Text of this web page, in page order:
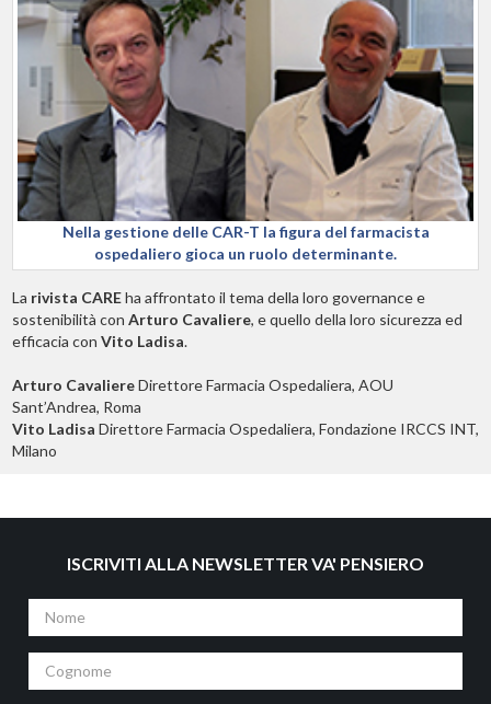
Nella gestione delle CAR-T la figura del farmacista
ospedaliero gioca un ruolo determinante.
La rivista CAREha affrontato il tema della loro governance e
sostenibilità con Arturo Cavaliere, e quello della loro sicurezza ed
efficacia con Vito Ladisa.
Arturo CavaliereDirettore Farmacia Ospedaliera, AOU
Sant’Andrea, Roma
Vito Ladisa Direttore Farmacia Ospedaliera, Fondazione IRCCS INT,
Milano
ISCRIVITI ALLA NEWSLETTER VA' PENSIERO
Nome
Cognome